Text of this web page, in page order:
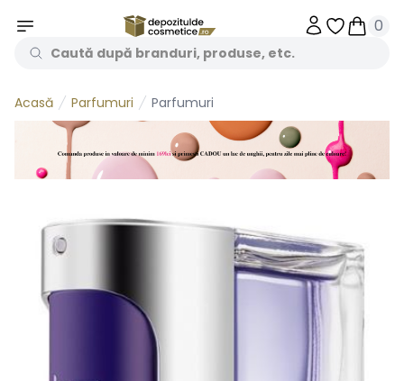
Obiecte
0
Acasă Parfumuri Parfumuri